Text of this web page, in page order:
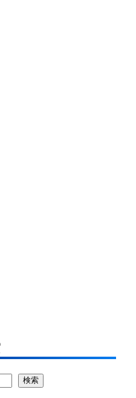
検索